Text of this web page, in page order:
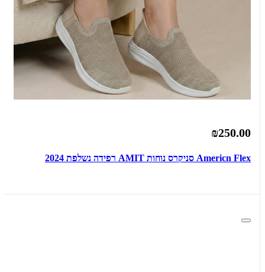
₪250.00
Americn Flex סניקרס נוחות AMIT רפידה נשלפת 2024